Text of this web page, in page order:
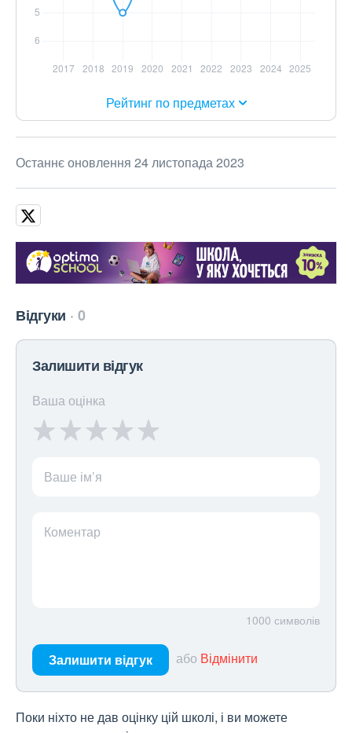
Рейтинг по предметах
Останнє оновлення 24 листопада 2023
Відгуки 0
Залишити відгук
Ваша оцінка
Ваше ім’я
Коментар
1000 символів
Залишити відгук або Відмінити
Поки ніхто не дав оцінку цій школі, і ви можете